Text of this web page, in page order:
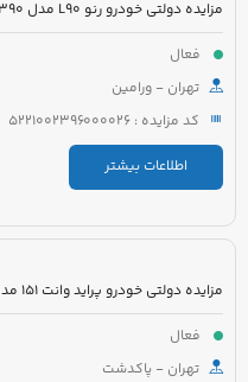
مزایده دولتی خودرو رنو L90 مدل 1390 رنگ سفید
فعال
تهران - ورامین
کد مزایده : 5221002396000026
اطلاعات بیشتر
فعال
تهران - پاکدشت